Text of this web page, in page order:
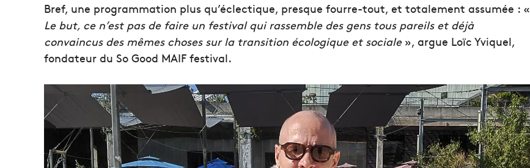
Bref, une programmation plus qu’éclectique, presque fourre-tout, et totalement assumée : «
Le but, ce n’est pas de faire un festival qui rassemble des gens tous pareils et déjà
convaincus des mêmes choses sur la transition écologique et sociale», argue Loïc Yviquel,
fondateur du So Good MAIF festival.